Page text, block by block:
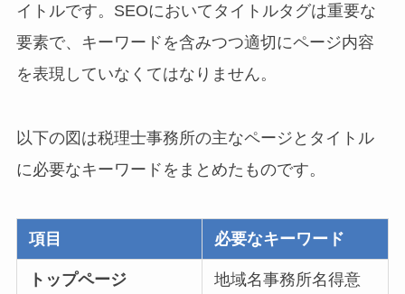
イトルです。SEOにおいてタイトルタグは重要な
要素で、キーワードを含みつつ適切にページ内容
を表現していなくてはなりません。
以下の図は税理士事務所の主なページとタイトル
に必要なキーワードをまとめたものです。
項目 必要なキーワード
トップページ
地域名事務所名得意